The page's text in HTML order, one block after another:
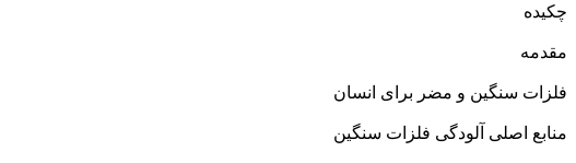
چکیده
مقدمه
فلزات سنگین و مضر برای انسان
منابع اصلی آلودگی فلزات سنگین